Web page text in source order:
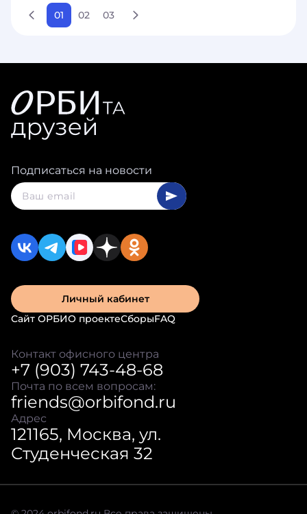
01 02 03
Подписаться на новости
Сайт ОРБИО проектеСборыFAQ
Личный кабинет
Контакт офисного центра
+7 (903) 743-48-68
Почта по всем вопросам:
friends@orbifond.ru
Адрес
121165, Москва, ул.
Студенческая 32